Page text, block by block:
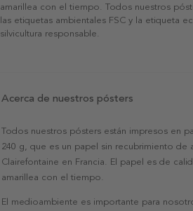
amarillea con el tiempo. Todos nuestros
las etiquetas ambientales FSC y la etiqueta
silvicultura responsable.
Acerca de nuestros pósters
Todos nuestros pósters están impresos en
240 g, que es un papel sin recubrimiento de
Clairefontaine en Francia. El papel es de
amarillea con el tiempo.
El medioambiente es importante para